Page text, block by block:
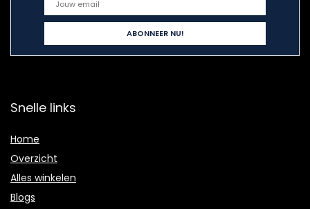
Snelle links
Home
Overzicht
Alles winkelen
Blogs